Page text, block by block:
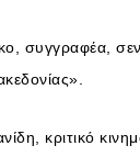
συγγραφέα,
κριτικό